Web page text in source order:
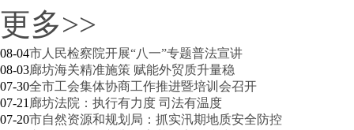
物畅其流 联通世界
更多>>
08-04市人民检察院开展“八一”专题普法宣讲
08-03廊坊海关精准施策 赋能外贸质升量稳
07-30全市工会集体协商工作推进暨培训会召开
07-21 廊坊法院：执行有力度 司法有温度
07-20市自然资源和规划局：抓实汛期地质安全防控